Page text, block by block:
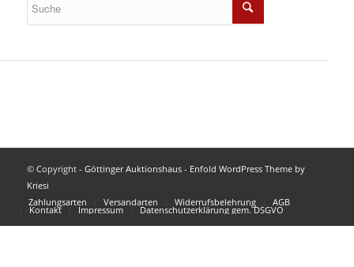
© Copyright - Göttinger Auktionshaus- Enfold WordPress Theme by
Kriesi
Zahlungsarten
Versandarten Widerrufsbelehrung AGB
Kontakt Impressum Datenschutzerklärung gem. DSGVO